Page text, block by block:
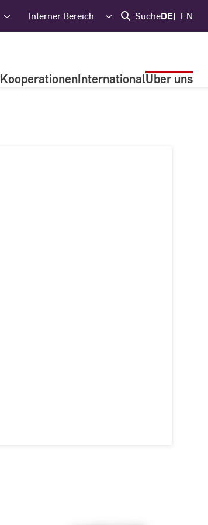
Interner Bereich SucheDE EN
KooperationenInternationalÜber uns